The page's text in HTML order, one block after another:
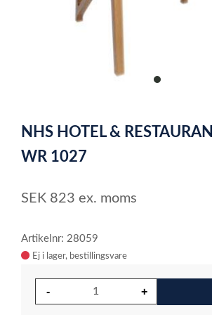
item
of
1
NHS HOTEL &
WR 1027
SEK 823 ex. moms
Artikelnr: 28059
Ej i lager